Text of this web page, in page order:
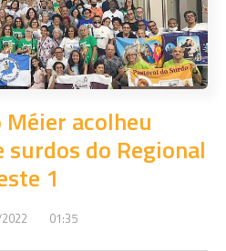
acolheu
do Regional
1
01:35